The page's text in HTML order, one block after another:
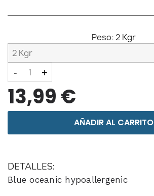
Peso:2 Kgr
- +
13,99 €
AÑADIR AL CARRITO
DETALLES:
Blue oceanic hypoallergenic